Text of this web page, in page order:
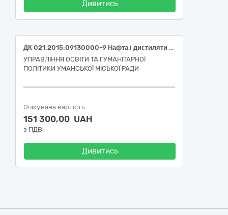
Дивитись
ДК 021:2015:09130000-9 Нафта і дистиляти (Бензин А-95 (Євро 5))
УПРАВЛІННЯ ОСВІТИ ТА ГУМАНІТАРНОЇ
ПОЛІТИКИ УМАНСЬКОЇ МІСЬКОЇ РАДИ
Очікувана вартість
151 300,00 UAH
з ПДВ
Дивитись